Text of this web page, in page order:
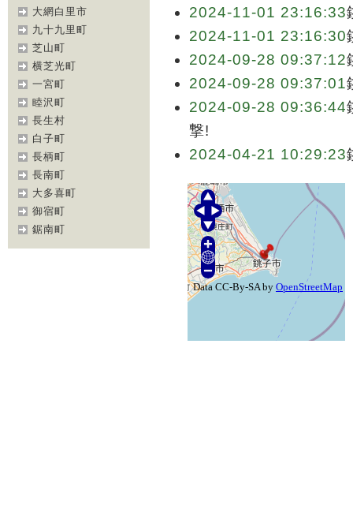
大網白里市
九十九里町
芝山町
横芝光町
一宮町
睦沢町
長生村
白子町
長柄町
長南町
大多喜町
御宿町
鋸南町
2024-11-01 23:16:33
2024-11-01 23:16:30
2024-09-28 09:37:12
2024-09-28 09:37:01
2024-09-28 09:36:44
撃!
2024-04-21 10:29:23